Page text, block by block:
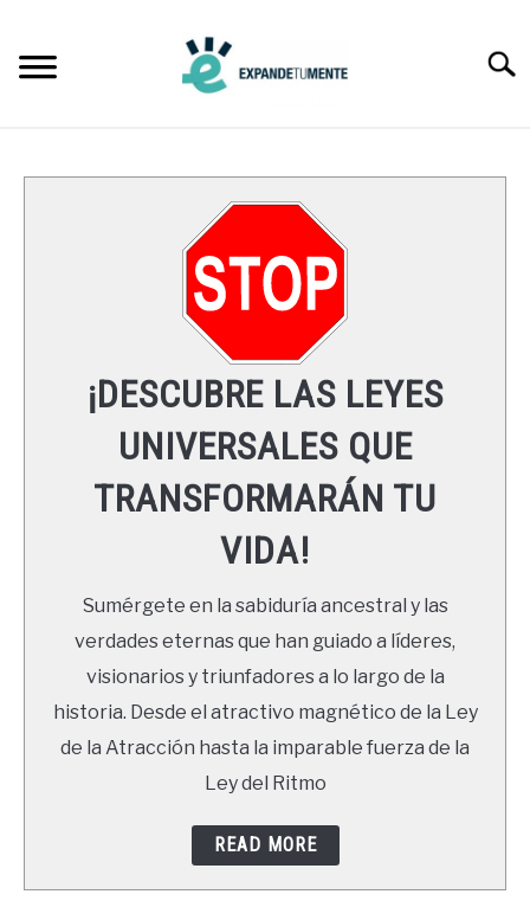
LEYES UNIVERSALES
RECURSOS
NEWSLETTER
¡DESCUBRE LAS LEYES
UNIVERSALES QUE
TRANSFORMARÁN TU
VIDA!
Sumérgete en la sabiduría ancestral y las
verdades eternas que han guiado a líderes,
visionarios y triunfadores a lo largo de la
historia. Desde el atractivo magnético de la Ley
de la Atracción hasta la imparable fuerza de la
Ley del Ritmo
READ MORE